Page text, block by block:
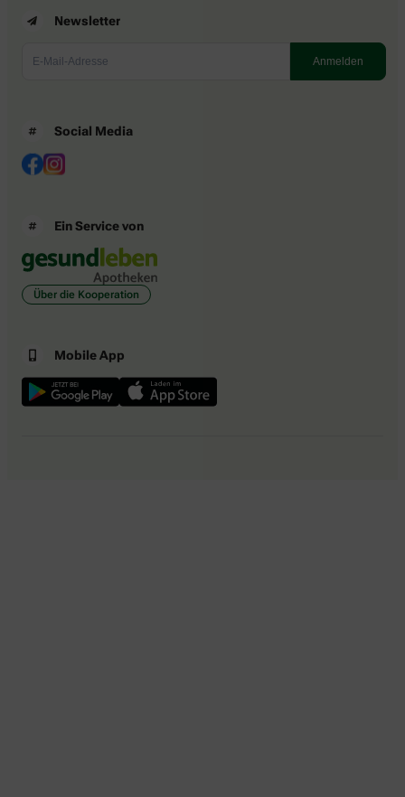
Newsletter
Social Media
Ein Service von
Über die Kooperation
Mobile App